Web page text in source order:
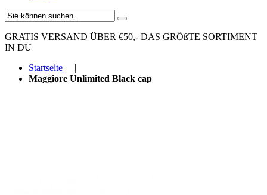
GRATIS VERSAND ÜBER €50,- DAS GRÖßTE SORTIMENT
IN DU
Startseite
|
Maggiore Unlimited Black cap